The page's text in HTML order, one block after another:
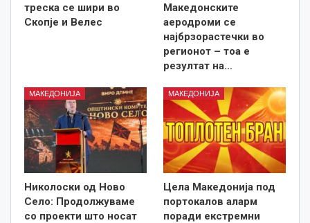
треска се шири во
Скопје и Велес
Македонските
аеродроми се
најбрзорастечки во
регионот – тоа е
резултат на…
МАКЕДОНИЈА
Николоски од Ново
Село: Продолжуваме
со проекти што носат
МАКЕДОНИЈА
Цела Македонија под
портокалов аларм
поради екстремни